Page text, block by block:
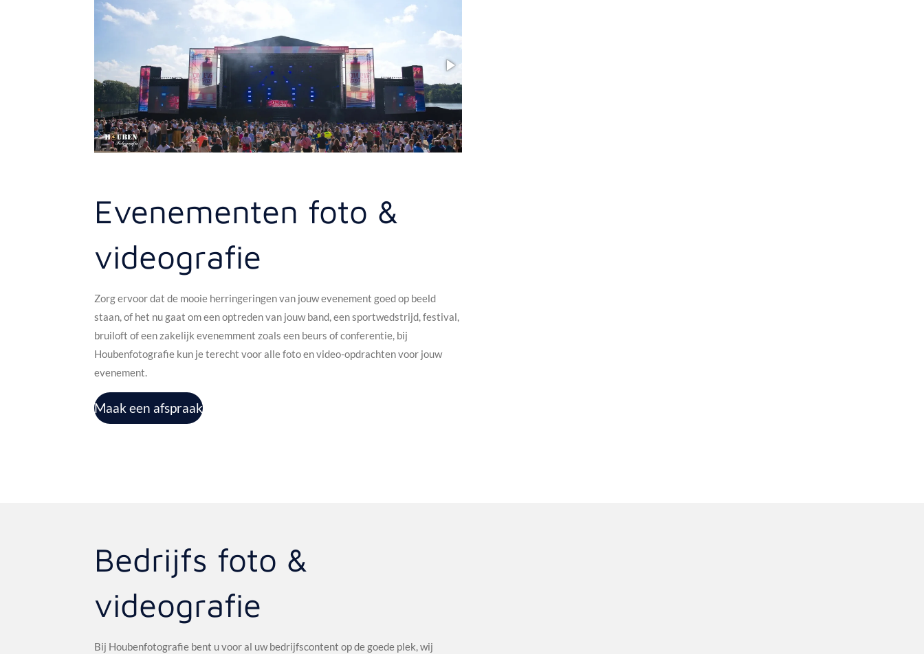
Evenementen foto &
videografie
Zorg ervoor dat de mooie herringeringen van jouw evenement goed op beeld
staan, of het nu gaat om een optreden van jouw band, een sportwedstrijd, festival,
bruiloft of een zakelijk evenemment zoals een beurs of conferentie, bij
Houbenfotografie kun je terecht voor alle foto en video-opdrachten voor jouw
evenement.
Maak een afspraak
Bedrijfs foto &
videografie
Bij Houbenfotografie bent u voor al uw bedrijfscontent op de goede plek, wij